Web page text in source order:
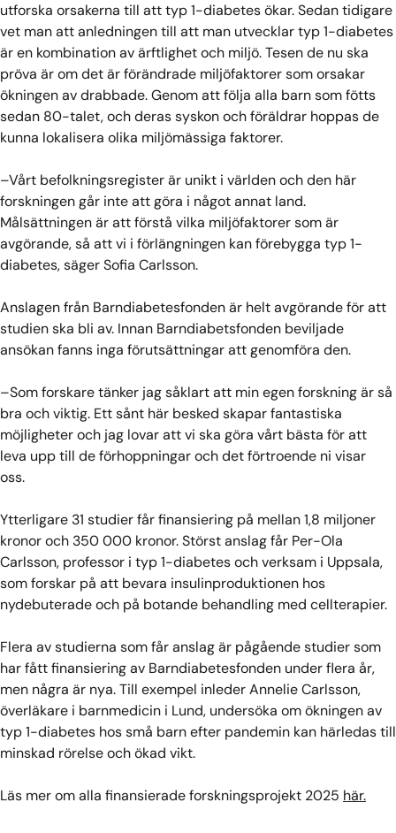
utforska orsakerna till att typ 1-diabetes ökar. Sedan tidigare
vet man att anledningen till att man utvecklar typ 1-diabetes
är en kombination av ärftlighet och miljö. Tesen de nu ska
pröva är om det är förändrade miljöfaktorer som orsakar
ökningen av drabbade. Genom att följa alla barn som fötts
sedan 80-talet, och deras syskon och föräldrar hoppas de
kunna lokalisera olika miljömässiga faktorer.
–Vårt befolkningsregister är unikt i världen och den här
forskningen går inte att göra i något annat land.
Målsättningen är att förstå vilka miljöfaktorer som är
avgörande, så att vi i förlängningen kan förebygga typ 1-
diabetes, säger Sofia Carlsson.
Anslagen från Barndiabetesfonden är helt avgörande för att
studien ska bli av. Innan Barndiabetsfonden beviljade
ansökan fanns inga förutsättningar att genomföra den.
–Som forskare tänker jag såklart att min egen forskning är så
bra och viktig. Ett sånt här besked skapar fantastiska
möjligheter och jag lovar att vi ska göra vårt bästa för att
leva upp till de förhoppningar och det förtroende ni visar
oss.
Ytterligare 31 studier får finansiering på mellan 1,8 miljoner
kronor och 350 000 kronor. Störst anslag får Per-Ola
Carlsson, professor i typ 1-diabetes och verksam i Uppsala,
som forskar på att bevara insulinproduktionen hos
nydebuterade och på botande behandling med cellterapier.
Flera av studierna som får anslag är pågående studier som
har fått finansiering av Barndiabetesfonden under flera år,
men några är nya. Till exempel inleder Annelie Carlsson,
överläkare i barnmedicin i Lund, undersöka om ökningen av
typ 1-diabetes hos små barn efter pandemin kan härledas till
minskad rörelse och ökad vikt.
Läs mer om alla finansierade forskningsprojekt 2025 här.